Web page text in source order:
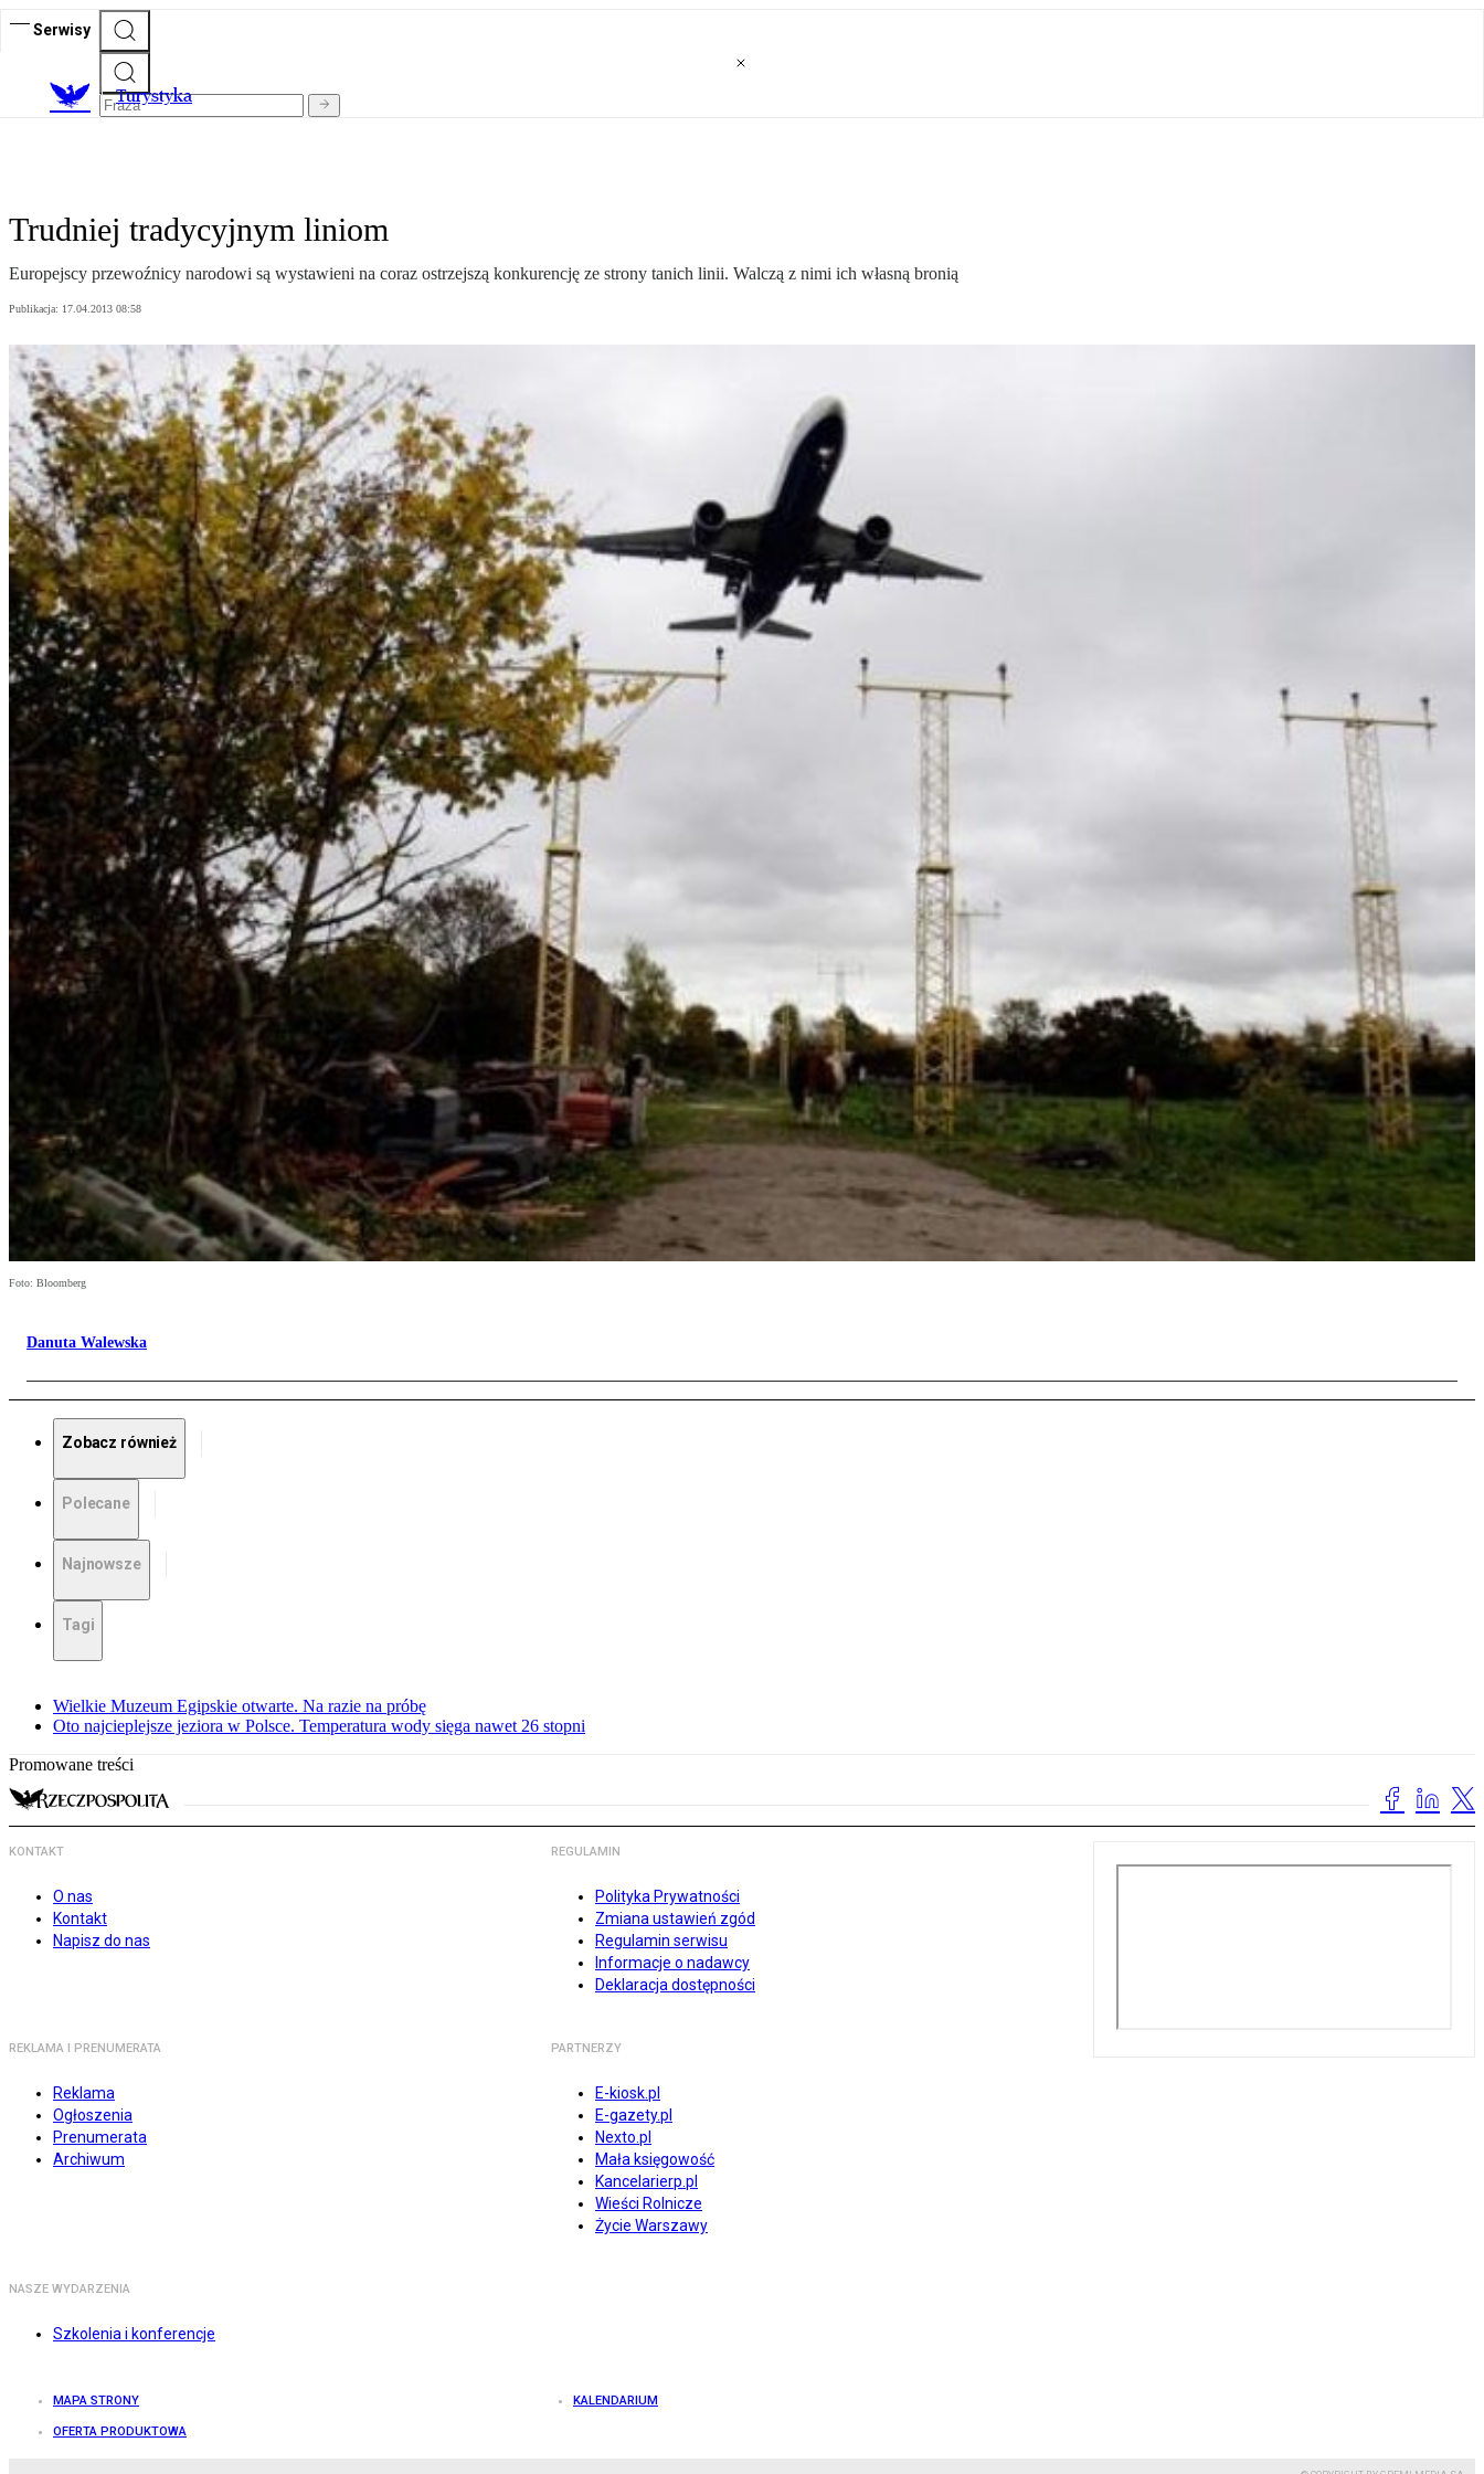
Serwisy
Turystyka
Trudniej tradycyjnym liniom
Europejscy przewoźnicy narodowi są wystawieni na coraz ostrzejszą konkurencję ze strony tanich linii. Walczą z nimi ich własną bronią
Publikacja: 17.04.2013 08:58
Foto: Bloomberg
Danuta Walewska
Zobacz również
Polecane
Najnowsze
Tagi
Wielkie Muzeum Egipskie otwarte. Na razie na próbę
Oto najcieplejsze jeziora w Polsce. Temperatura wody sięga nawet 26 stopni
Promowane treści
KONTAKT
O nas
Kontakt
Napisz do nas
REGULAMIN
Polityka Prywatności
Zmiana ustawień zgód
Regulamin serwisu
Informacje o nadawcy
Deklaracja dostępności
REKLAMA I PRENUMERATA
Reklama
Ogłoszenia
Prenumerata
Archiwum
PARTNERZY
E-kiosk.pl
E-gazety.pl
Nexto.pl
Mała księgowość
Kancelarierp.pl
Wieści Rolnicze
Życie Warszawy
NASZE WYDARZENIA
Szkolenia i konferencje
MAPA STRONY KALENDARIUM
OFERTA PRODUKTOWA